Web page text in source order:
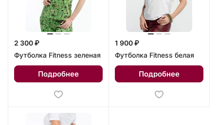
2 300 ₽
Футболка Fitness зеленая
Подробнее
1 900 ₽
Футболка Fitness белая
Подробнее